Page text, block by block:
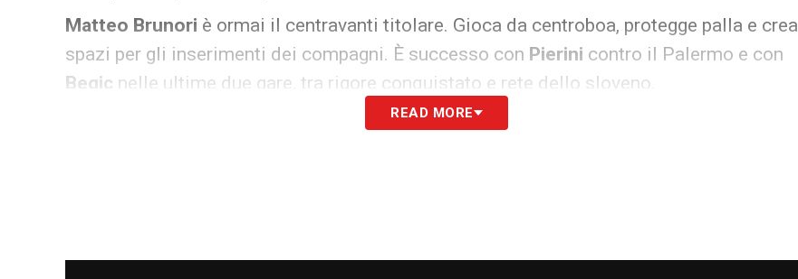
Matteo Brunori è ormai il centravanti titolare. Gioca da centroboa, protegge palla e crea
spazi per gli inserimenti dei compagni. È successo con Pierini contro il Palermo e con
Begic nelle ultime due gare, tra rigore conquistato e rete dello sloveno.
Arrivato da Palermo dopo mesi complicati (non giocava da inizio novembre), è stato
Sampdoria, le condizioni di Begic e gli altri
READ MORE